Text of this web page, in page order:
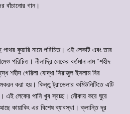
বাঁচানোর গান।
পাথর কুয়ারি নামে পরিচিত। এই লেকটি এবং তার
পরিচিত। নীলাদ্রি লেকের বর্তমান নাম “শহীদ
শহীদ গেরিলা যোদ্ধা সিরাজুল ইসলাম বির
করা হয়। কিন্তু ট্রাভেলার কমিউনিটিতে এটি
এই লেকের পানি খুব স্বচ্ছ। নৌকায় করে ঘুরে
কায়াকিং এর বিশেষ ব্যাবস্থা। ক্লান্তি দূর